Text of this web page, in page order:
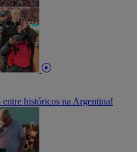
históricos na Argentina!